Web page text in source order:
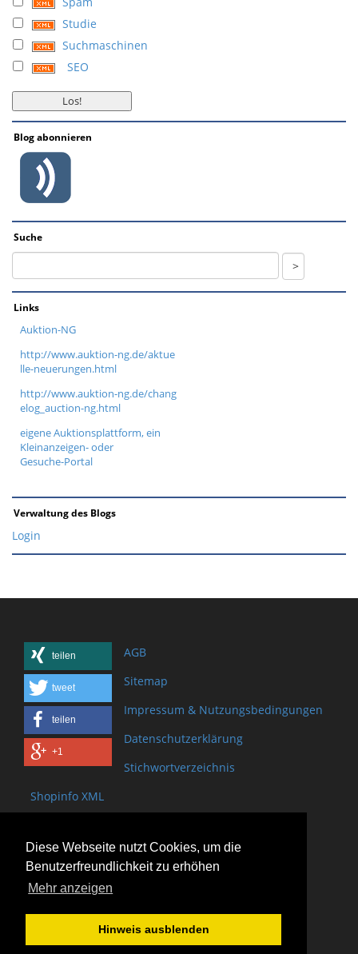
Diese Webseite nutzt Cookies, um die
Benutzerfreundlichkeit zu erhöhen
Mehr anzeigen
Hinweis ausblenden
Studie
Suchmaschinen
SEO
Blog abonnieren
Suche
Links
Auktion-NG
http://www.auktion-ng.de/aktue
lle-neuerungen.html
http://www.auktion-ng.de/chang
elog_auction-ng.html
eigene Auktionsplattform, ein
Kleinanzeigen- oder
Gesuche-Portal
Verwaltung des Blogs
Login
teilen
tweet
teilen
+1
AGB
Sitemap
Impressum & Nutzungsbedingungen
Datenschutzerklärung
Stichwortverzeichnis
Shopinfo XML
Bischof-Brand Straße 2
61440 Oberursel
(+49) 6171 - 98 11 80
(+49) 6171 - 98 28 10
service@onsite.org